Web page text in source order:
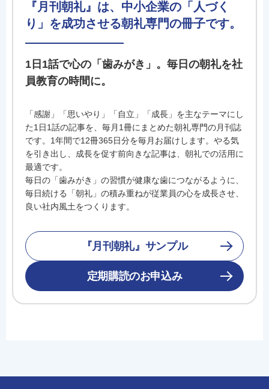
『月刊朝礼』は、中小企業の「人づく
り」を成功させる朝礼専門の冊子です。
1日1話で心の「歯みがき」。毎日の朝礼を社
員教育の時間に。
「感謝」「思いやり」「自立」「成長」を主なテーマにし
た1日1話の記事を、毎月1冊にまとめた朝礼専門の月刊誌
です。1年間で12冊365日分を毎月お届けします。やる気
を引き出し、成長を促す前向きな記事は、朝礼での活用に
最適です。
毎日の「歯みがき」の習慣が健康な歯につながるように、
毎日続ける「朝礼」の積み重ねが従業員の心を成長させ、
良い社内風土をつくります。
『月刊朝礼』サンプル
定期購読のお申込み